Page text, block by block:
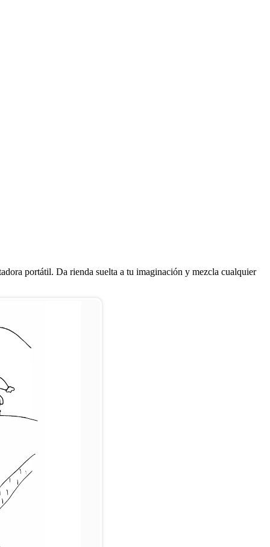
portátil. Da rienda suelta a tu imaginación y mezcla cualquier